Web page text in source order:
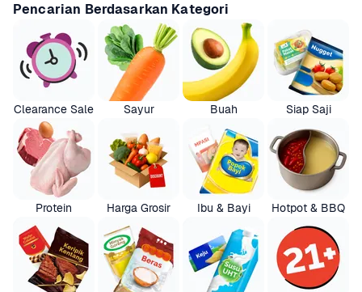
Pencarian Berdasarkan Kategori
Clearance Sale Sayur Buah Siap Saji
Protein Harga Grosir Ibu & Bayi Hotpot & BBQ